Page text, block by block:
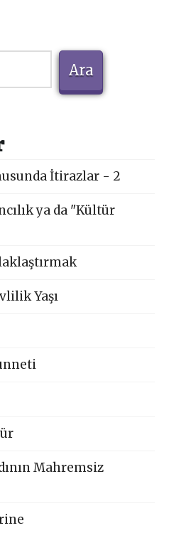
Ara
İtirazlar - 2
ya da "Kültür
Yaşı
Mahremsiz